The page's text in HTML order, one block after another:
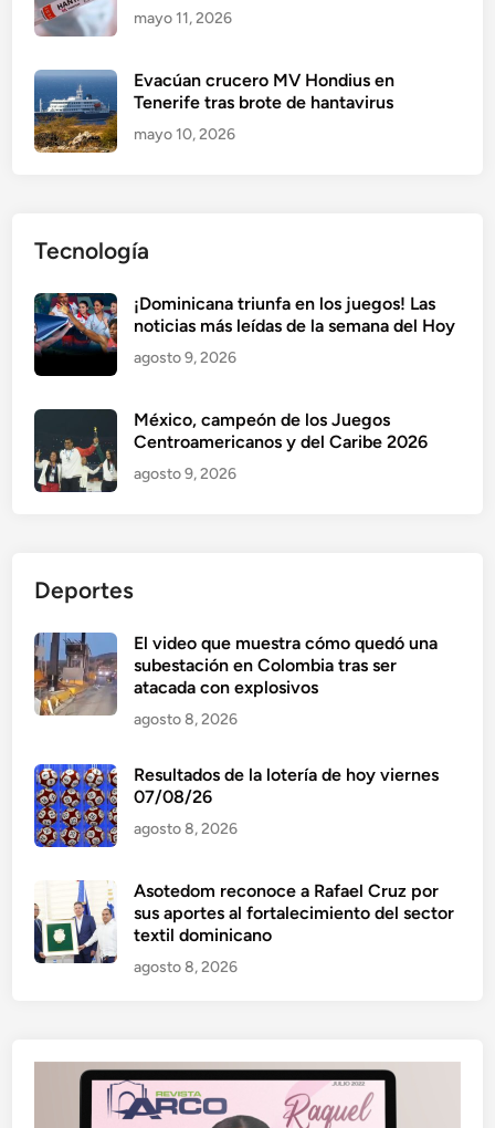
mayo 11, 2026
Evacúan crucero MV Hondius en
Tenerife tras brote de hantavirus
mayo 10, 2026
Tecnología
¡Dominicana triunfa en los juegos! Las
noticias más leídas de la semana del Hoy
agosto 9, 2026
México, campeón de los Juegos
Centroamericanos y del Caribe 2026
agosto 9, 2026
Deportes
El video que muestra cómo quedó una
subestación en Colombia tras ser
atacada con explosivos
agosto 8, 2026
Resultados de la lotería de hoy viernes
07/08/26
agosto 8, 2026
Asotedom reconoce a Rafael Cruz por
sus aportes al fortalecimiento del sector
textil dominicano
agosto 8, 2026